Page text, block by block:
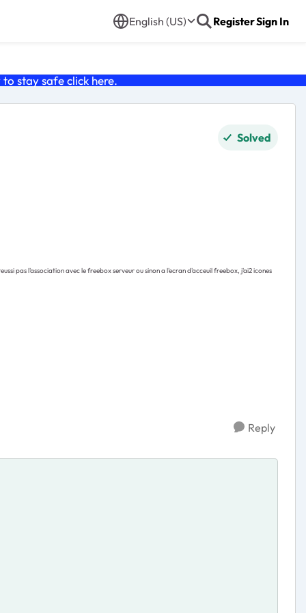
English (US) RegisterSign In
stay safe click here.
Solved
pas l'association avec le freebox serveur ou sinon a l'ecran d'acceuil freebox, j'ai2 icones
Reply